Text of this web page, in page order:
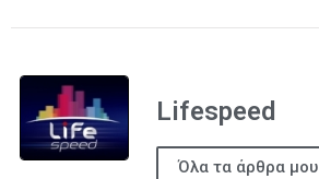
Lifespeed
Όλα τα άρθρα μου